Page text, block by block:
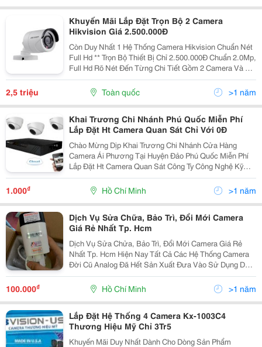
Khuyến Mãi Lắp Đặt Trọn Bộ 2 Camera
Hikvision Giá 2.500.000Đ
Còn Duy Nhất 1 Hệ Thống Camera Hikvision Chuẩn Nét
Full Hd ** Trọn Bộ Thiết Bị Chỉ 2.500.000Đ Chuẩn 2.0Mp,
Full Hd Rõ Nét Đến Từng Chi Tiết Gồm 2 Camera Và 1
Đầu Ghi 4 Kênh ( Tặng Ngay 2 Nguồn Camera Và 4 Jack
Kết Nói Camera.) Free Nhân Công...
2,5 triệu Toàn quốc >1 năm
Khai Trương Chi Nhánh Phú Quốc Miễn Phí
Lắp Đặt Ht Camera Quan Sát Chỉ Với 0Đ
Chào Mừng Dịp Khai Trương Chi Nhánh Cửa Hàng
Camera Ái Phương Tại Huyện Đảo Phú Quốc Miễn Phí
Lắp Đặt Ht Camera Quan Sát Công Ty Công Nghệ Kỹ
Thuật Ái Phương Áp Dụng Chương Trình Khuyến Mãi
Lớn &Ldquo; Miễn Phí Lắp Đặt Hệ Thống Camera Quan
Sát Tại...
1.000₫ Hồ Chí Minh >1 năm
Dịch Vụ Sửa Chữa, Bảo Trì, Đổi Mới Camera
Giá Rẻ Nhất Tp. Hcm
Dịch Vụ Sửa Chửa, Bảo Trì, Đổi Mới Camera Giá Rẻ
Nhất Tp. Hcm Hiện Nay Tất Cả Các Hệ Thống Camera
Đời Cũ Analog Đã Hết Sản Xuất Đưa Vào Sử Dụng Do
Đó Nhiều Khách Hàng Đang Sử Dụng Hệ Thống Cũ
Không Biết Xử Lý Như Thế Nào Khi Gặp Sự Cố Về
Camera....
100.000₫ Hồ Chí Minh >1 năm
Lắp Đặt Hệ Thống 4 Camera Kx-1003C4
Thương Hiệu Mỹ Chỉ 3Tr5
Khuyến Mãi Duy Nhất Dành Cho Dòng Sản Phẩm